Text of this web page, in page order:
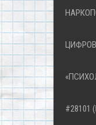
#28101